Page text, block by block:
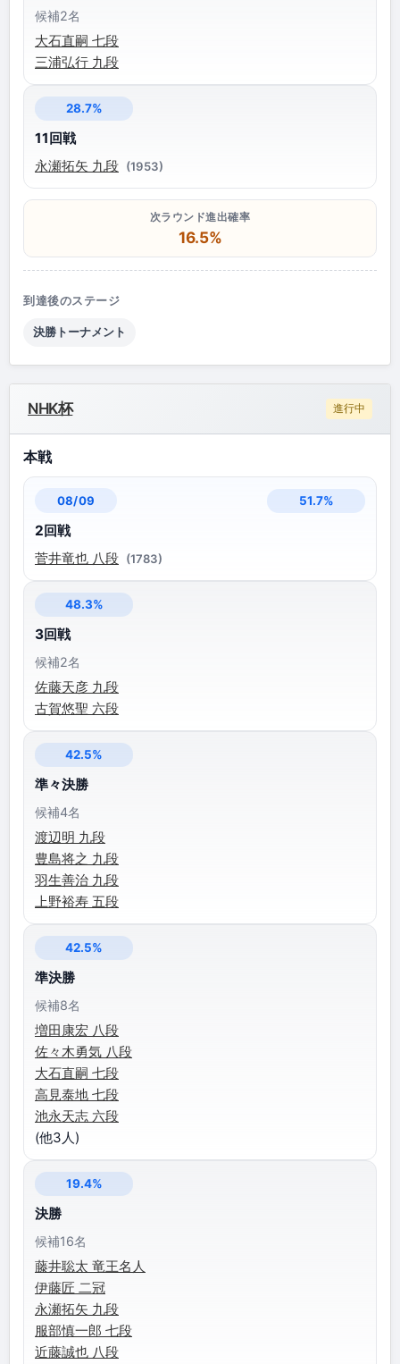
候補2名
大石直嗣 七段
三浦弘行 九段
28.7%
11回戦
永瀬拓矢 九段 (1953)
次ラウンド進出確率
16.5%
到達後のステージ
決勝トーナメント
NHK杯 進行中
本戦
08/09 51.7%
2回戦
菅井竜也 八段 (1783)
48.3%
3回戦
候補2名
佐藤天彦 九段
古賀悠聖 六段
42.5%
準々決勝
候補4名
渡辺明 九段
豊島将之 九段
羽生善治 九段
上野裕寿 五段
42.5%
準決勝
候補8名
増田康宏 八段
佐々木勇気 八段
大石直嗣 七段
高見泰地 七段
池永天志 六段
(他3人)
19.4%
決勝
候補16名
藤井聡太 竜王名人
伊藤匠 二冠
永瀬拓矢 九段
服部慎一郎 七段
近藤誠也 八段